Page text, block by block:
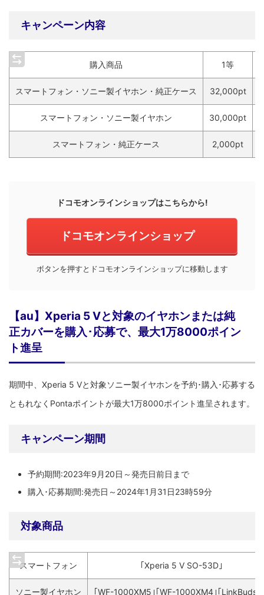
キャンペーン内容
購入商品 1等
スマートフォン・ソニー製イヤホン・純正ケース 32,000pt
スマートフォン・ソニー製イヤホン 30,000pt
スマートフォン・純正ケース 2,000pt
ドコモオンラインショップはこちらから!
ドコモオンラインショップ
ボタンを押すとドコモオンラインショップに移動します
【au】Xperia 5 Vと対象のイヤホンまたは純
正カバーを購入･応募で、最大1万8000ポイン
ト進呈
期間中、Xperia 5 Vと対象ソニー製イヤホンを予約･購入･応募する
ともれなくPontaポイントが最大1万8000ポイント進呈されます。
キャンペーン期間
予約期間:2023年9月20日～発売日前日まで
購入･応募期間:発売日～2024年1月31日23時59分
対象商品
スマートフォン ｢Xperia 5 Ⅴ SO-53D｣
ソニー製イヤホン ｢WF-1000XM5｣｢WF-1000XM4｣｢LinkBuds